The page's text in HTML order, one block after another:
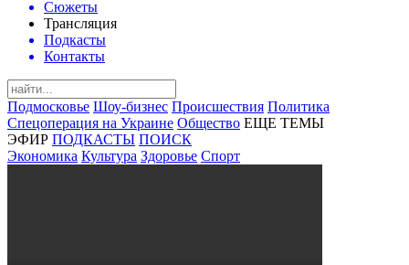
Сюжеты
Трансляция
Подкасты
Контакты
Подмосковье Шоу-бизнес Происшествия Политика
Спецоперация на Украине Общество ЕЩЕ ТЕМЫ
ЭФИР ПОДКАСТЫ ПОИСК
Экономика Культура Здоровье Спорт